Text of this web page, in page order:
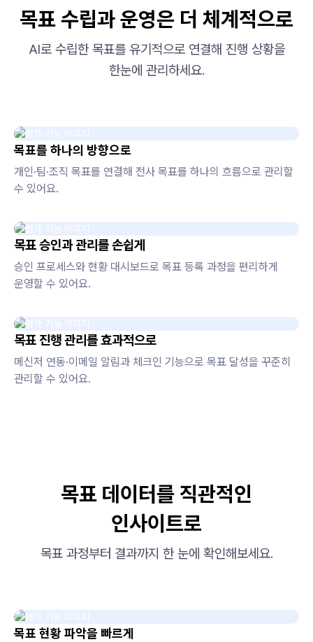
목표 수립과 운영은 더 체계적으로
AI로 수립한 목표를 유기적으로 연결해 진행 상황을
한눈에 관리하세요.
목표를 하나의 방향으로
개인·팀·조직 목표를 연결해 전사 목표를 하나의 흐름으로 관리할
수 있어요.
목표 승인과 관리를 손쉽게
승인 프로세스와 현황 대시보드로 목표 등록 과정을 편리하게
운영할 수 있어요.
목표 진행 관리를 효과적으로
메신저 연동·이메일 알림과 체크인 기능으로 목표 달성을 꾸준히
관리할 수 있어요.
목표 데이터를 직관적인
인사이트로
목표 과정부터 결과까지 한 눈에 확인해보세요.
목표 현황 파악을 빠르게